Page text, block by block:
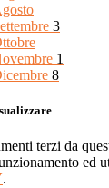
3
1
8
terzi da
ed
.